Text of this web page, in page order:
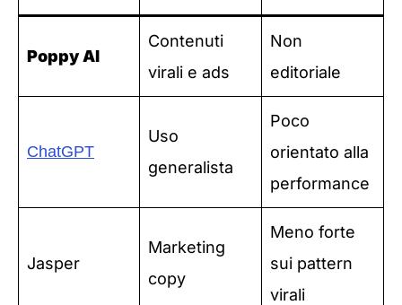
Poppy AI
Contenuti
virali e ads
Non
editoriale
ChatGPT
Uso
generalista
Poco
orientato alla
performance
Jasper
Marketing
copy
Meno forte
sui pattern
virali